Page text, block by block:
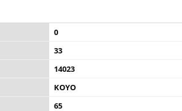
0
33
14023
KOYO
65